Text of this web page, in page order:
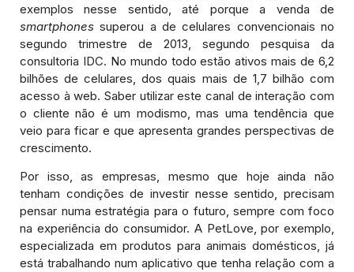
exemplos nesse sentido, até porque a venda de
smartphones superou a de celulares convencionais no
segundo trimestre de 2013, segundo pesquisa da
consultoria IDC. No mundo todo estão ativos mais de 6,2
bilhões de celulares, dos quais mais de 1,7 bilhão com
acesso à web. Saber utilizar este canal de interação com
o cliente não é um modismo, mas uma tendência que
veio para ficar e que apresenta grandes perspectivas de
crescimento.
Por isso, as empresas, mesmo que hoje ainda não
tenham condições de investir nesse sentido, precisam
pensar numa estratégia para o futuro, sempre com foco
na experiência do consumidor. A PetLove, por exemplo,
especializada em produtos para animais domésticos, já
está trabalhando num aplicativo que tenha relação com a